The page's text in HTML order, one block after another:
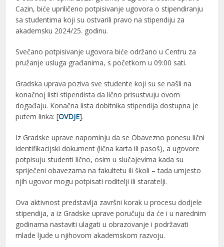
Cazin, biće upriličeno potpisivanje ugovora o stipendiranju
sa studentima koji su ostvarili pravo na stipendiju za
akademsku 2024/25. godinu.
Svečano potpisivanje ugovora biće održano u Centru za
pružanje usluga građanima, s početkom u 09:00 sati.
Gradska uprava poziva sve studente koji su se našli na
konačnoj listi stipendista da lično prisustvuju ovom
događaju. Konačna lista dobitnika stipendija dostupna je
putem linka: [OVDJE].
Iz Gradske uprave napominju da se Obavezno ponesu lični
identifikacijski dokument (lična karta ili pasoš), a ugovore
potpisuju studenti lično, osim u slučajevima kada su
spriječeni obavezama na fakultetu ili školi – tada umjesto
njih ugovor mogu potpisati roditelji ili staratelji.
Ova aktivnost predstavlja završni korak u procesu dodjele
stipendija, a iz Gradske uprave poručuju da će i u narednim
godinama nastaviti ulagati u obrazovanje i podržavati
mlade ljude u njihovom akademskom razvoju.